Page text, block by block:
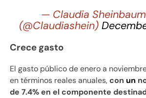
— Claudia
(@Claudiashein)
Crece gasto
El gasto público de enero a
en términos reales anuales,con un
de 7.4% en el componente